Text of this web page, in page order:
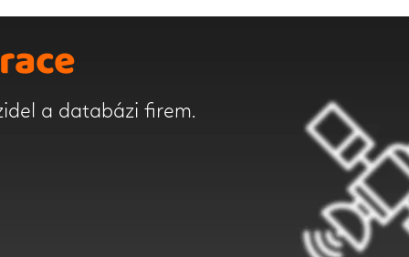
a databázi firem.